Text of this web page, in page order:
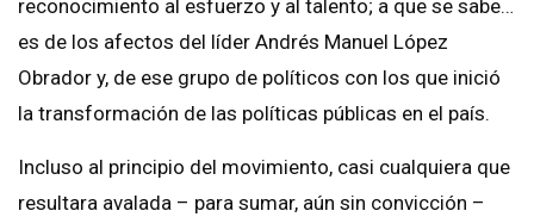
reconocimiento al esfuerzo y al talento; a que se sabe…
es de los afectos del líder Andrés Manuel López
Obrador y, de ese grupo de políticos con los que inició
la transformación de las políticas públicas en el país.
Incluso al principio del movimiento, casi cualquiera que
resultara avalada – para sumar, aún sin convicción –